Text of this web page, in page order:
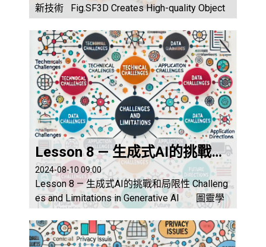
新技術 Fig.SF3D Creates High-quality Object
Meshes from Single Images 圖靈學院編輯部
整理/2024年8月11日 在當前的數位化時
代，高品質的三維物體網格在電影、遊戲、電
子商務和AR/VR等多個領域中變得越來越重
要。SF3D（Stable Fast 3D ...
Lesson 8 — 生成式AI的挑戰和局限性
2024-08-10 09:00
Lesson 8 — 生成式AI的挑戰和局限性 Challeng
es and Limitations in Generative AI 圖靈學
院/科楠/2024年8月10日 生成式AI（Genera
tive AI）在創造新內容、文本生成、圖像合成
等方面展現了巨大的潛力。然而，這項技術仍